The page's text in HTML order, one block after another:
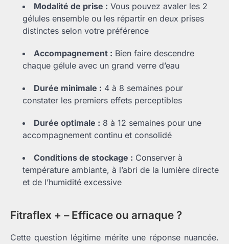
Modalité de prise : Vous pouvez avaler les 2
gélules ensemble ou les répartir en deux prises
distinctes selon votre préférence
Accompagnement : Bien faire descendre
chaque gélule avec un grand verre d’eau
Durée minimale : 4 à 8 semaines pour
constater les premiers effets perceptibles
Durée optimale : 8 à 12 semaines pour une
accompagnement continu et consolidé
Conditions de stockage : Conserver à
température ambiante, à l’abri de la lumière directe
et de l’humidité excessive
Fitraflex + – Efficace ou arnaque ?
Cette question légitime mérite une réponse nuancée.